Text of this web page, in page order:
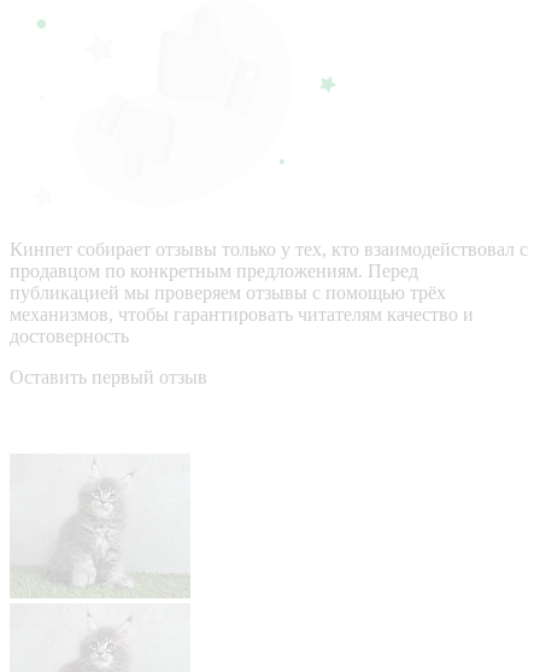
Кинпет собирает отзывы только у тех, кто взаимодействовал с
продавцом по конкретным предложениям. Перед
публикацией мы проверяем отзывы с помощью трёх
механизмов, чтобы гарантировать читателям качество и
достоверность
Оставить первый отзыв